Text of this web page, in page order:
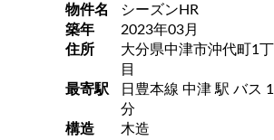
物件名
シーズンHR
築年
2023年03月
住所
大分県中津市沖代町1丁
目
最寄駅
日豊本線 中津 駅 バス 12
分
構造
木造